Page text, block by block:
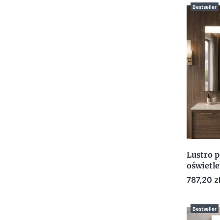
Bestseller
Lustro
Cena
787,20 zł
Bestseller